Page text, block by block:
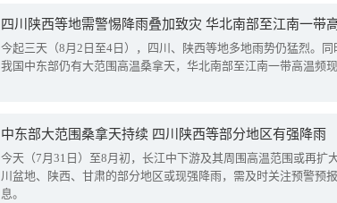
今起三天（8月2日至4日），四川、陕西等地多地雨势仍猛烈。同
我国中东部仍有大范围高温桑拿天，华北南部至江南一带高温频现
中东部大范围桑拿天持续 四川陕西等部分地区有强降雨
今天（7月31日）至8月初，长江中下游及其周围高温范围或再扩
川盆地、陕西、甘肃的部分地区或现强降雨，需及时关注预警预
息。